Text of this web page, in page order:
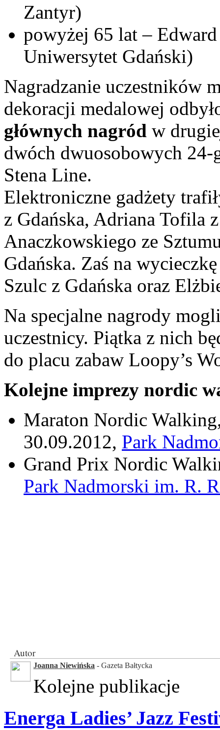
Zantyr)
powyżej 65 lat –
Uniwersytet Gdański)
Nagradzanie uczestników
dekoracji medalowej
głównych nagród w
dwóch dwuosobowych
Stena Line.
Elektroniczne gadżety
z Gdańska, Adriana Tofila
Anaczkowskiego ze
Gdańska. Zaś na
Szulc z Gdańska oraz
Na specjalne nagrody
uczestnicy. Piątka z nich
do placu zabaw Loopy’s
Kolejne imprezy nordic
Maraton Nordic
30.09.2012, Park
Grand Prix Nordic
Park Nadmorski im. R.
Autor
Joanna Niewińska - Gazeta Bałtycka
Kolejne publikacje
Energa Ladies’ Jazz